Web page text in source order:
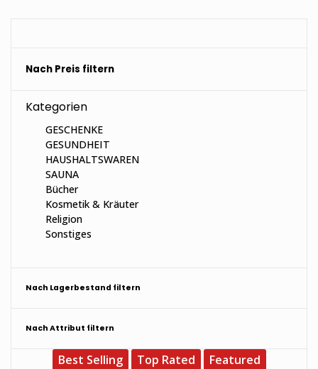
gewählt
Nach Preis filtern
Kategorien
GESCHENKE
GESUNDHEIT
HAUSHALTSWAREN
SAUNA
Bücher
Kosmetik & Kräuter
Religion
Sonstiges
Nach Lagerbestand filtern
Nach Attribut filtern
Best Selling Top Rated Featured